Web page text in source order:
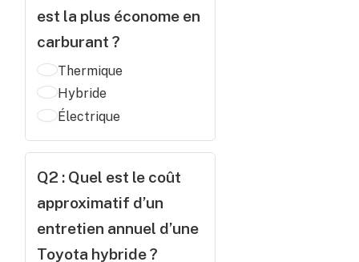
est la plus économe en
carburant ?
Thermique
Hybride
Électrique
Q2 : Quel est le coût
approximatif d’un
entretien annuel d’une
Toyota hybride ?